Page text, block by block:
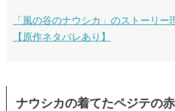
「風の谷のナウシカ」のストーリー
【原作ネタバレあり】
ナウシカの着てたペジテの